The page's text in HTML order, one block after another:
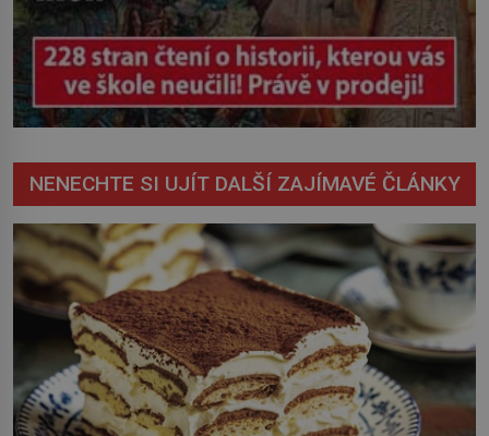
NENECHTE SI UJÍT DALŠÍ ZAJÍMAVÉ ČLÁNKY